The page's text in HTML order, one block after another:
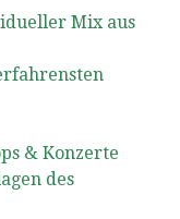
Mix aus
& Konzerte
des